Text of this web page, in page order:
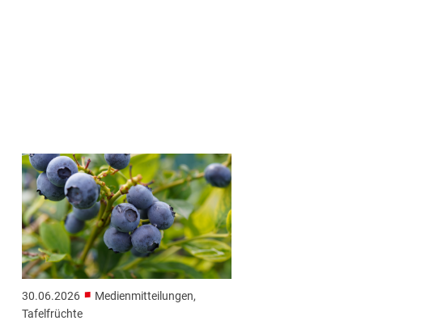
30.06.2026 ■ Medienmitteilungen,
Tafelfrüchte